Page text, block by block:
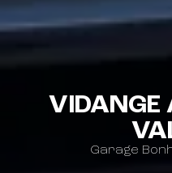
VIDANGE
Garage